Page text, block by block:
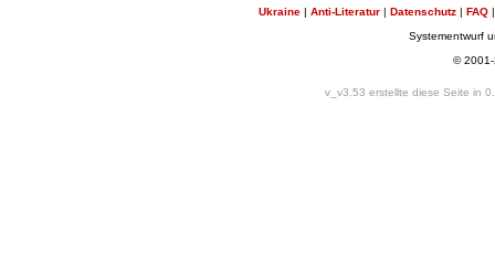
Ukraine | Anti-Literatur | Datenschutz | FAQ
Systementwurf
©
v_v3.53 erstellte diese Seite in